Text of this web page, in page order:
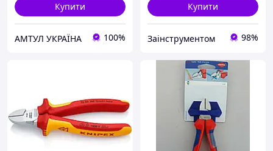
Купити
АМТУЛ УКРАЇНА 100%
Купити
Заінструментом 98%